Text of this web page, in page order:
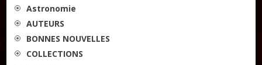
Astronomie
AUTEURS
BONNES NOUVELLES
COLLECTIONS